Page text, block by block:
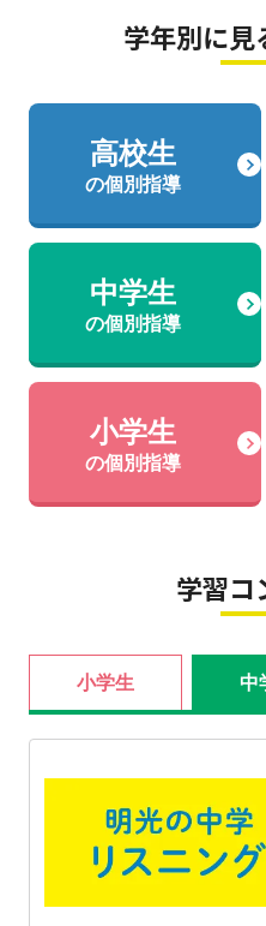
学年別に見
高校生
の個別指導
中学生
の個別指導
小学生
の個別指導
学習コ
小学生 中